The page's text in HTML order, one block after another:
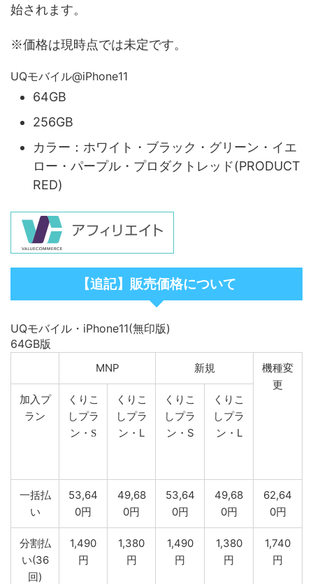
始されます。
※価格は現時点では未定です。
UQモバイル@iPhone11
64GB
256GB
カラー：ホワイト・ブラック・グリーン・イエ
ロー・パープル・プロダクトレッド(PRODUCT
RED)
【追記】販売価格について
UQモバイル・iPhone11(無印版)
64GB版
MNP 新規
機種変
更
加入プ
ラン
くりこ
しプラ
ン・S
くりこ
しプラ
ン・L
くりこ
しプラ
ン・S
くりこ
しプラ
ン・L
一括払
い
53,64
0円
49,68
0円
53,64
0円
49,68
0円
62,64
0円
分割払
い(36
回)
1,490
円
1,380
円
1,490
円
1,380
円
1,740
円